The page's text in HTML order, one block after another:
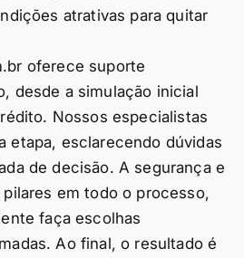
atrativas para quitar
oferece suporte
desde a simulação inicial
Nossos especialistas
etapa, esclarecendo dúvidas
de decisão. A segurança e
em todo o processo,
faça escolhas
Ao final, o resultado é